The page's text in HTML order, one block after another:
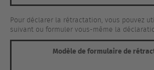
Pour déclarer la rétractation, vous pouvez
suivant ou formuler vous-même la
Modèle de formulaire de